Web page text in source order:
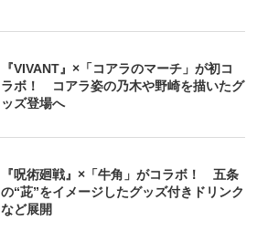
『VIVANT』×「コアラのマーチ」が初コ
ラボ！ コアラ姿の乃木や野崎を描いたグ
ッズ登場へ
『呪術廻戦』×「牛角」がコラボ！ 五条
の“茈”をイメージしたグッズ付きドリンク
など展開